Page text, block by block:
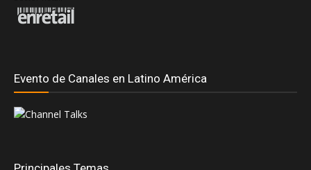
Evento de Canales en Latino América